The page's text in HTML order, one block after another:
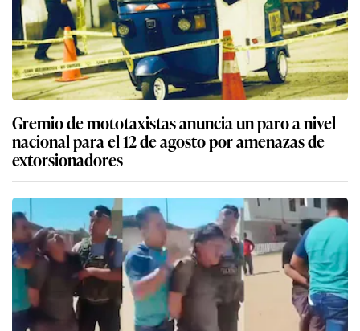
Gremio de mototaxistas anuncia un paro a nivel
nacional para el 12 de agosto por amenazas de
extorsionadores